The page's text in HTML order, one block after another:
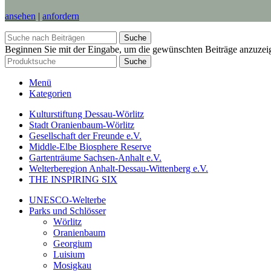
ansehen | anfordern
Suche
Beginnen Sie mit der Eingabe, um die gewünschten Beiträge
Suche
Menü
Kategorien
Kulturstiftung Dessau-Wörlitz
Stadt Oranienbaum-Wörlitz
Gesellschaft der Freunde e.V.
Middle-Elbe Biosphere Reserve
Gartenträume Sachsen-Anhalt e.V.
Welterberegion Anhalt-Dessau-Wittenberg e.V.
THE INSPIRING SIX
UNESCO-Welterbe
Parks und Schlösser
Wörlitz
Oranienbaum
Georgium
Luisium
Mosigkau